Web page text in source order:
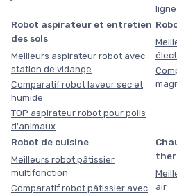
Robot aspirateur et entretien
des sols
Meilleurs aspirateur robot avec
station de vidange
Comparatif robot laveur sec et
humide
TOP aspirateur robot pour poils
d'animaux
Robot de cuisine
Meilleurs robot pâtissier
multifonction
Comparatif robot pâtissier avec
air